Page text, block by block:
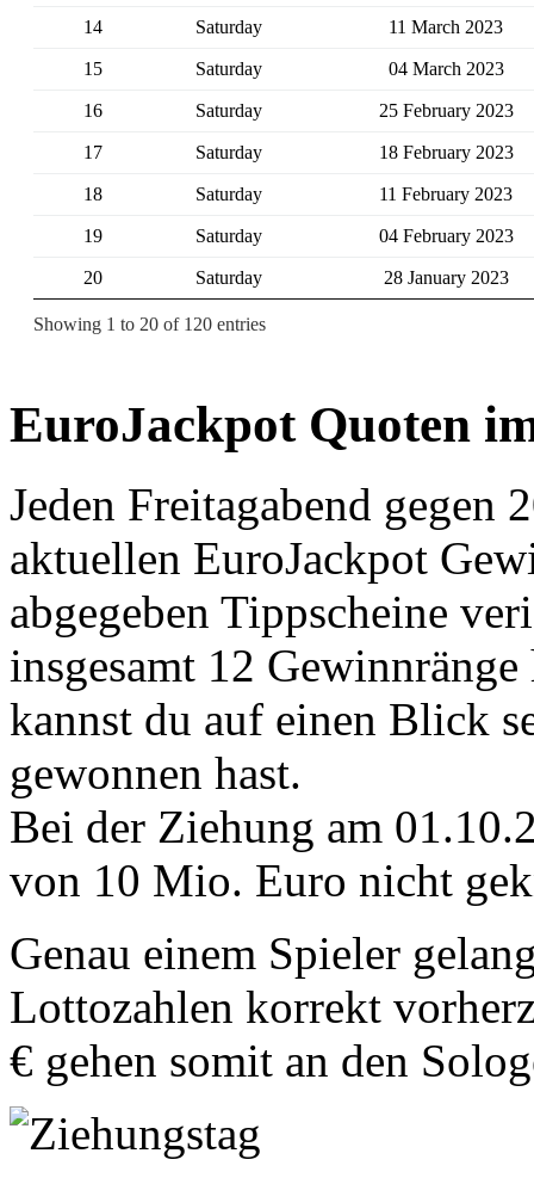
14 Saturday 11 March 2023
15 Saturday 04 March 2023
16 Saturday 25 February 2023
17 Saturday 18 February 2023
18 Saturday 11 February 2023
19 Saturday 04 February 2023
20 Saturday 28 January 2023
Showing 1 to 20 of 120 entries
EuroJackpot Quoten
Jeden Freitagabend
aktuellen EuroJackpot
abgegeben Tippscheine
insgesamt 12
kannst du auf einen Blick
gewonnen hast.
Bei der Ziehung am
von 10 Mio. Euro nicht
Genau einem Spieler
Lottozahlen korrekt
€ gehen somit an den